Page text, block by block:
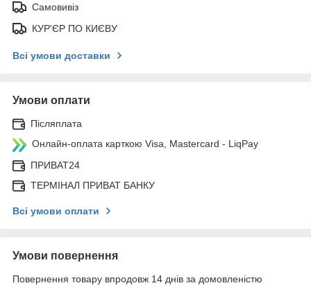
Самовивіз
КУР'ЄР ПО КИЄВУ
Всі умови доставки
Умови оплати
Післяплата
Онлайн-оплата карткою Visa, Mastercard - LiqPay
ПРИВАТ24
ТЕРМІНАЛ ПРИВАТ БАНКУ
Всі умови оплати
Умови повернення
Повернення товару впродовж 14 днів за домовленістю